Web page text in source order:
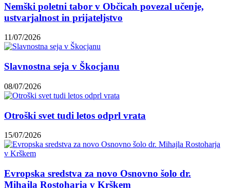
Nemški poletni tabor v Občicah povezal učenje,
ustvarjalnost in prijateljstvo
11/07/2026
Slavnostna seja v Škocjanu
08/07/2026
Otroški svet tudi letos odprl vrata
15/07/2026
Evropska sredstva za novo Osnovno šolo dr.
Mihajla Rostoharja v Krškem